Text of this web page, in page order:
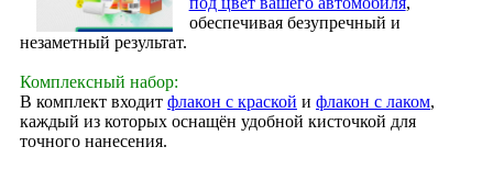
обеспечивая безупречный и
незаметный результат.
Комплексный набор:
В комплект входит флакон с краской и флакон с лаком,
каждый из которых оснащён удобной кисточкой для
точного нанесения.